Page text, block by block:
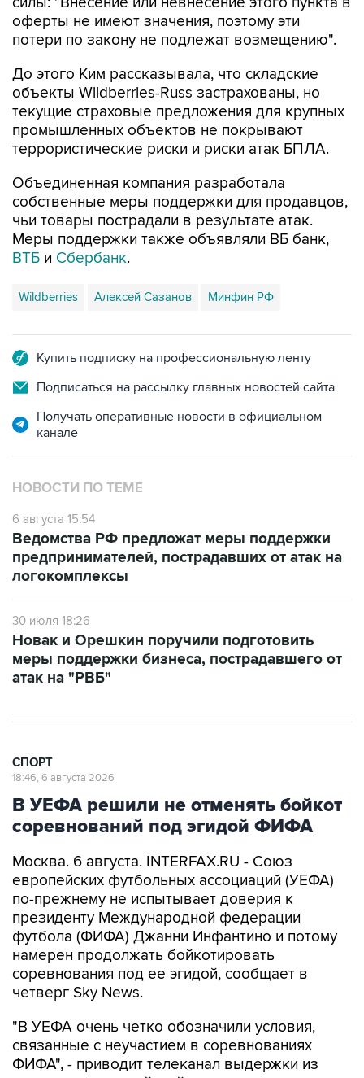
потери по закону не подлежат возмещению".
До этого Ким рассказывала, что складские
текущие страховые предложения для крупных
промышленных объектов не покрывают
террористические риски и риски атак БПЛА.
Объединенная компания разработала
чьи товары пострадали в результате атак.
Меры поддержки также объявляли ВБ банк,
ВТБ иСбербанк.
Wildberries Алексей Сазанов
Подписаться на рассылку главных новостей сайта
Получать оперативные новости в официальном
НОВОСТИ ПО ТЕМЕ
6 августа 15:54
предпринимателей, пострадавших от атак на
логокомплексы
меры поддержки бизнеса, пострадавшего от
атак на "РВБ"
В УЕФА решили не отменять бойкот
соревнований под эгидой ФИФА
Москва. 6 августа. INTERFAX.RU - Союз
по-прежнему не испытывает доверия к
президенту Международной федерации
футбола (ФИФА) Джанни Инфантино и потому
намерен продолжать бойкотировать
соревнования под ее эгидой, сообщает в
четверг Sky News.
"В УЕФА очень четко обозначили условия,
ФИФА", - приводит телеканал выдержки из
заявления европейской организации.